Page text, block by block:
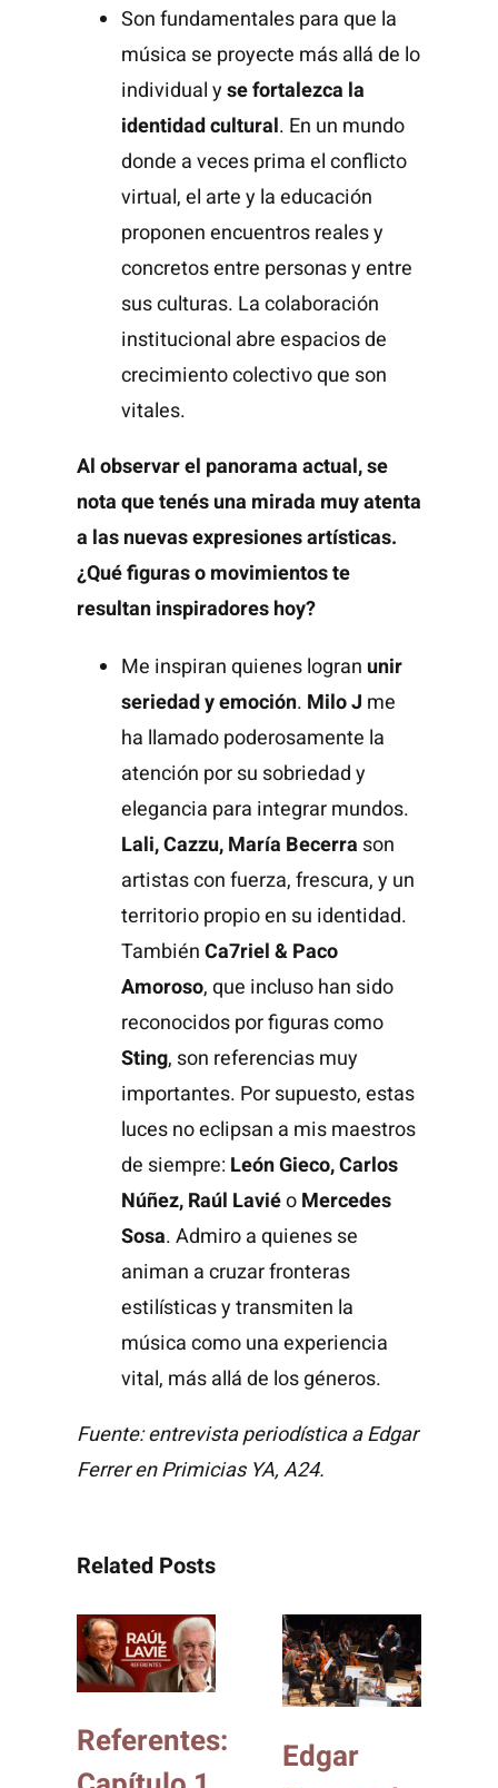
Son fundamentales para que la
música se proyecte más allá de lo
individual yse fortalezca la
identidad cultural. En un mundo
donde a veces prima el conflicto
virtual, el arte y la educación
proponen encuentros reales y
concretos entre personas y entre
sus culturas. La colaboración
institucional abre espacios de
crecimiento colectivo que son
vitales.
Al observar el panorama actual, se
nota que tenés una mirada muy atenta
a las nuevas expresiones artísticas.
¿Qué figuras o movimientos te
resultan inspiradores hoy?
Me inspiran quienes logran unir
seriedad y emoción. Milo J me
ha llamado poderosamente la
atención por su sobriedad y
elegancia para integrar mundos.
Lali, Cazzu, María Becerra son
artistas con fuerza, frescura, y un
territorio propio en su identidad.
TambiénCa7riel & Paco
Amoroso, que incluso han sido
reconocidos por figuras como
Sting, son referencias muy
importantes. Por supuesto, estas
luces no eclipsan a mis maestros
de siempre:León Gieco, Carlos
Núñez, Raúl LaviéoMercedes
Sosa. Admiro a quienes se
animan a cruzar fronteras
estilísticas y transmiten la
música como una experiencia
vital, más allá de los géneros.
Fuente: entrevista periodística a Edgar
Ferrer en Primicias YA, A24.
Related Posts
Referentes:
Edgar